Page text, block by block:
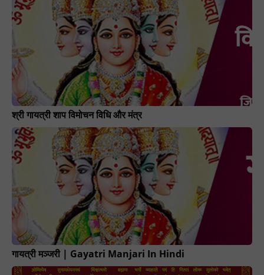
श्री गायत्री शाप विमोचन विधि और मंत्र
गायत्री मञ्जरी | Gayatri Manjari In Hindi